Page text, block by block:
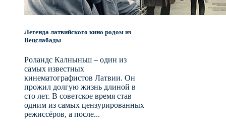
Легенда латвийского кино родом из
Вецслабады
Роландс Калныньш – один из
самых известных
кинематографистов Латвии. Он
прожил долгую жизнь длиной в
сто лет. В советское время став
одним из самых цензурированных
режиссёров, а после...